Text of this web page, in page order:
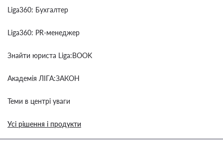
Liga360: Бухгалтер
Liga360: PR-менеджер
Знайти юриста Liga:BOOK
Академія ЛІГА:ЗАКОН
Теми в центрі уваги
Усі рішення і продукти